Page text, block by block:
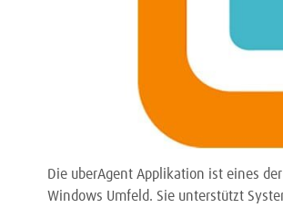
Die uberAgent Applikation ist eines
Windows Umfeld. Sie unterstützt